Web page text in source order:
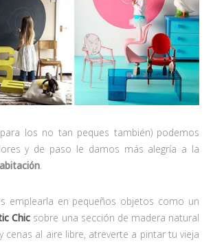
los no tan peques también) podemos
y de paso le damos más alegría a la
.
emplearla en pequeños objetos como un
Chic sobre una sección de madera natural
cenas al aire libre, atreverte a pintar tu vieja